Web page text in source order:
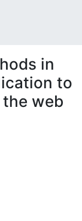
in
to
web